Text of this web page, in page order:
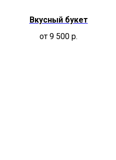
Вкусный букет
от 9 500 р.